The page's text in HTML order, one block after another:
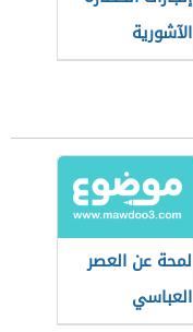
الآشورية
لمحة عن العصر
العباسي